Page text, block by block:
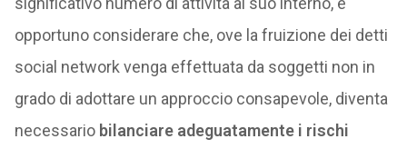
opportuno considerare che, ove la fruizione dei detti
social network venga effettuata da soggetti non in
grado di adottare un approccio consapevole, diventa
necessario bilanciare adeguatamente i rischi